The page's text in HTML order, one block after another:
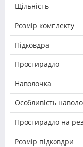
Щільність
Розмір комплекту
Підковдра
Простирадло
Наволочка
Особливість
Простирадло на
Розмір підковдри